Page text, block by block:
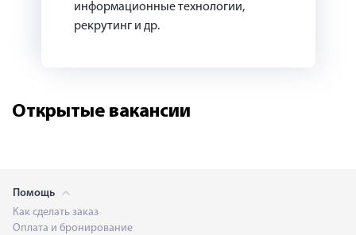
информационные технологии,
рекрутинг и др.
Открытые вакансии
Помощь
Как сделать заказ
Оплата и бронирование